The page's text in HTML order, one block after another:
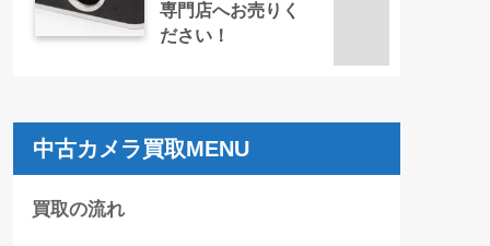
専門店へお売りく
ださい！
中古カメラ買取MENU
買取の流れ